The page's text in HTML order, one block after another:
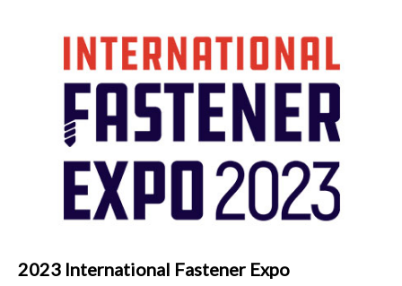
2023 International Fastener Expo